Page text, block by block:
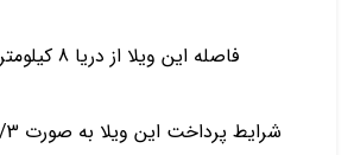
فاصله این ویلا از دریا 8 کیلومتر است